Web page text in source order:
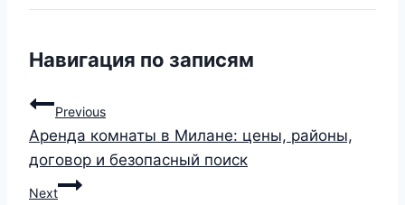
Навигация по записям
Previous
Аренда комнаты в Милане: цены, районы,
договор и безопасный поиск
Next